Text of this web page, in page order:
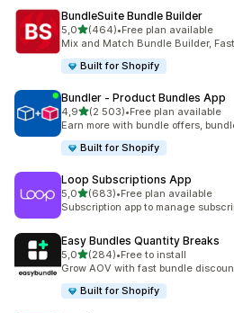
BundleSuite Bundle Builder
5,0/ 5 tähteä
(464)
464 arvostelua yhteensä
•Free plan available
Mix and Match Bundle Builder,
Built for Shopify
Bundler ‑ Product Bundles App
4,9/ 5 tähteä
(2 503)
2503 arvostelua yhteensä
•Free plan available
Earn more with bundle offers,
Built for Shopify
Loop Subscriptions App
5,0/ 5 tähteä
(683)
683 arvostelua yhteensä
•Free plan available
Subscription app to manage
Easy Bundles Quantity Breaks
5,0/ 5 tähteä
(284)
284 arvostelua yhteensä
•Free to install
Grow AOV with fast bundle
Built for Shopify